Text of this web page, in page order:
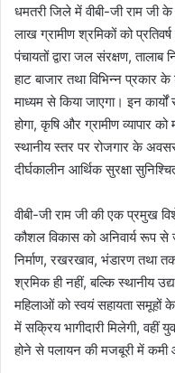
धमतरी जिले में वीबी-जी राम जी
लाख ग्रामीण श्रमिकों को
पंचायतों द्वारा जल संरक्षण, तालाब
हाट बाजार तथा विभिन्न प्रकार
माध्यम से किया जाएगा। इन कार्यों
होगा, कृषि और ग्रामीण व्यापार
स्थानीय स्तर पर रोजगार के अवसर
दीर्घकालीन आर्थिक सुरक्षा
वीबी-जी राम जी की एक प्रमुख
कौशल विकास को अनिवार्य रूप
निर्माण, रखरखाव, भंडारण तथा
श्रमिक ही नहीं, बल्कि स्थानीय
महिलाओं को स्वयं सहायता समूहों
में सक्रिय भागीदारी मिलेगी, वहीं
होने से पलायन की मजबूरी में कमी